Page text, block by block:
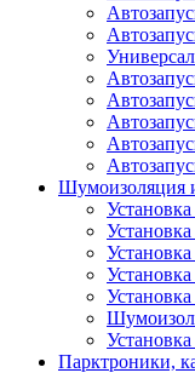
Шумоизоляция
Парктроники,